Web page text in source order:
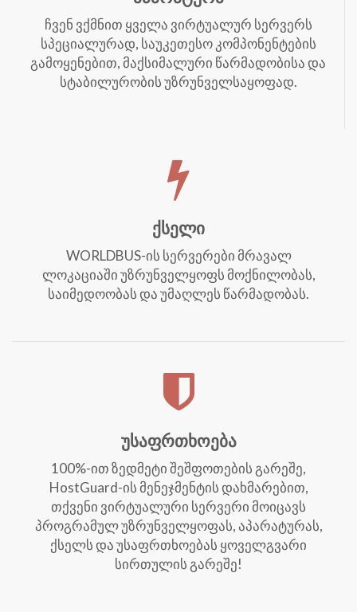
ჩვენ ვქმნით ყველა ვირტუალურ სერვერს
სპეციალურად, საუკეთესო კომპონენტების
გამოყენებით, მაქსიმალური წარმადობისა და
სტაბილურობის უზრუნველსაყოფად.​
ქსელი
WORLDBUS-ის სერვერები მრავალ
ლოკაციაში უზრუნველყოფს მოქნილობას,
საიმედოობას და უმაღლეს წარმადობას.
უსაფრთხოება
100%-ით ზედმეტი შეშფოთების გარეშე,
HostGuard-ის მენეჯმენტის დახმარებით,
თქვენი ვირტუალური სერვერი მოიცავს
პროგრამულ უზრუნველყოფას, აპარატურას,
ქსელს და უსაფრთხოებას ყოველგვარი
სირთულის გარეშე!